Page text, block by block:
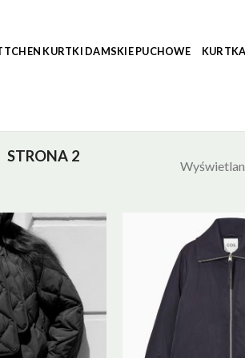
KURTKI DAMSKIE PUCHOWE
STRONA 2